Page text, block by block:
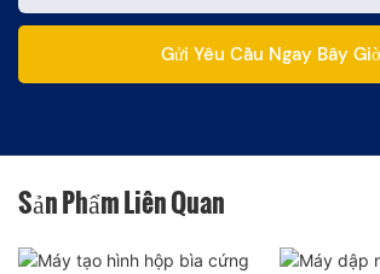
Gửi Yêu Cầu Ngay Bây Giờ
Sản Phẩm Liên Quan